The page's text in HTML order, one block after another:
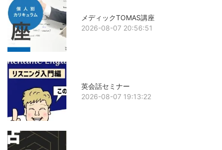
メディックTOMAS講座
2026-08-07 20:56:51
英会話セミナー
2026-08-07 19:13:22